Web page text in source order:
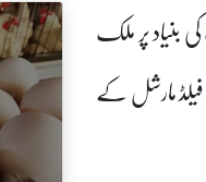
بنیاد پر ملک
مارشل کے